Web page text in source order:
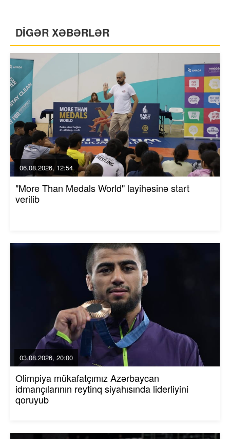
DİGƏR XƏBƏRLƏR
06.08.2026, 12:54
"More Than Medals World" layihəsinə start
verilib
03.08.2026, 20:00
Olimpiya mükafatçımız Azərbaycan
idmançılarının reytinq siyahısında liderliyini
qoruyub